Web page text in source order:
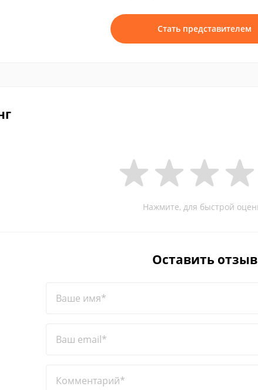
Стать представителем
Нажмите, для быстрой
Оставить отзыв
Ваше имя*
Ваш email*
Комментарий*